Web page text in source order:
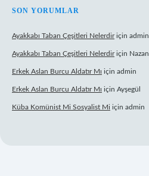
SON YORUMLAR
Ayakkabı Taban Çeşitleri Nelerdiriçin admin
Ayakkabı Taban Çeşitleri Nelerdiriçin Nazan
Erkek Aslan Burcu Aldatır Mı için admin
Erkek Aslan Burcu Aldatır Mı için Ayşegül
Küba Komünist Mi Sosyalist Mi için admin